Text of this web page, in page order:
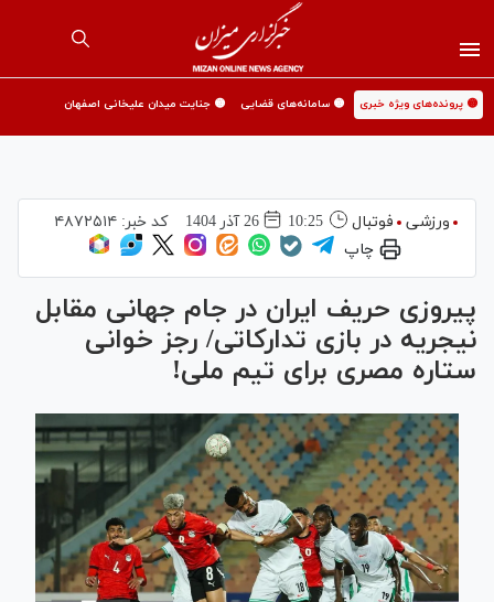
🟡 پرونده‌های ویژه خبری 🟡 سامانه‌های قضایی 🟡 جنایت میدان علیخانی اصفهان
ورزشی فوتبال 10:25 26 آذر 1404 کد خبر: ۴۸۷۲۵۱۴
چاپ
پیروزی حریف ایران در جام جهانی مقابل
نیجریه در بازی تدارکاتی/ رجز خوانی
ستاره مصری برای تیم ملی!